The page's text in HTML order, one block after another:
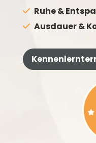
Ruhe &
Ausdauer &